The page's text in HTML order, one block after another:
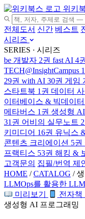
위키
전체도서 신간 베스트
시리즈
SERIES · 시리즈
be 개발자 2권 fast AI 4권
TECH@InsightCampus
29권 with AI 30권 게임
스타트북 1권 데이터
이터베이스 & 빅데이터
메타버스 1권 생성형
31권 어비의 실무노트
키미디어 16권 유닉스
콘텐츠 크리에이션 5권
프랙티스 53권 해킹 &
고객문의 집필/번역 제
HOME / CATALOG /
LLMOps를 활용한
미리보기
전자책
생성형 AI 프로그래밍